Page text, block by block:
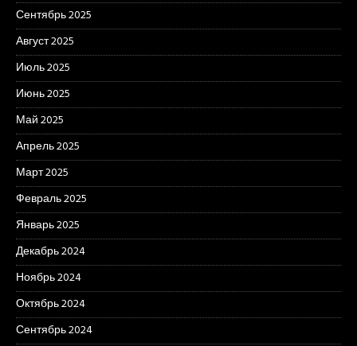
Сентябрь 2025
Август 2025
Июль 2025
Июнь 2025
Май 2025
Апрель 2025
Март 2025
Февраль 2025
Январь 2025
Декабрь 2024
Ноябрь 2024
Октябрь 2024
Сентябрь 2024